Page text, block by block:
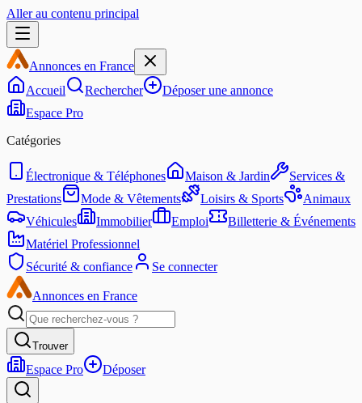
Aller au contenu principal
Annonces en France
Accueil
Rechercher
Déposer une annonce
Espace Pro
Catégories
Électronique & Téléphones Maison & Jardin
Services &
Prestations
Mode & Vêtements Loisirs & Sports
Animaux
Véhicules
Immobilier Emploi
Billetterie & Événements
Matériel Professionnel
Sécurité & confiance
Se connecter
Annonces en France
Trouver
Espace Pro Déposer